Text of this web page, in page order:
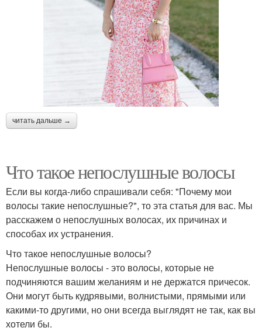
читать дальше →
Что такое непослушные волосы
Если вы когда-либо спрашивали себя: "Почему мои
волосы такие непослушные?", то эта статья для вас. Мы
расскажем о непослушных волосах, их причинах и
способах их устранения.
Что такое непослушные волосы?
Непослушные волосы - это волосы, которые не
подчиняются вашим желаниям и не держатся причесок.
Они могут быть кудрявыми, волнистыми, прямыми или
какими-то другими, но они всегда выглядят не так, как вы
хотели бы.